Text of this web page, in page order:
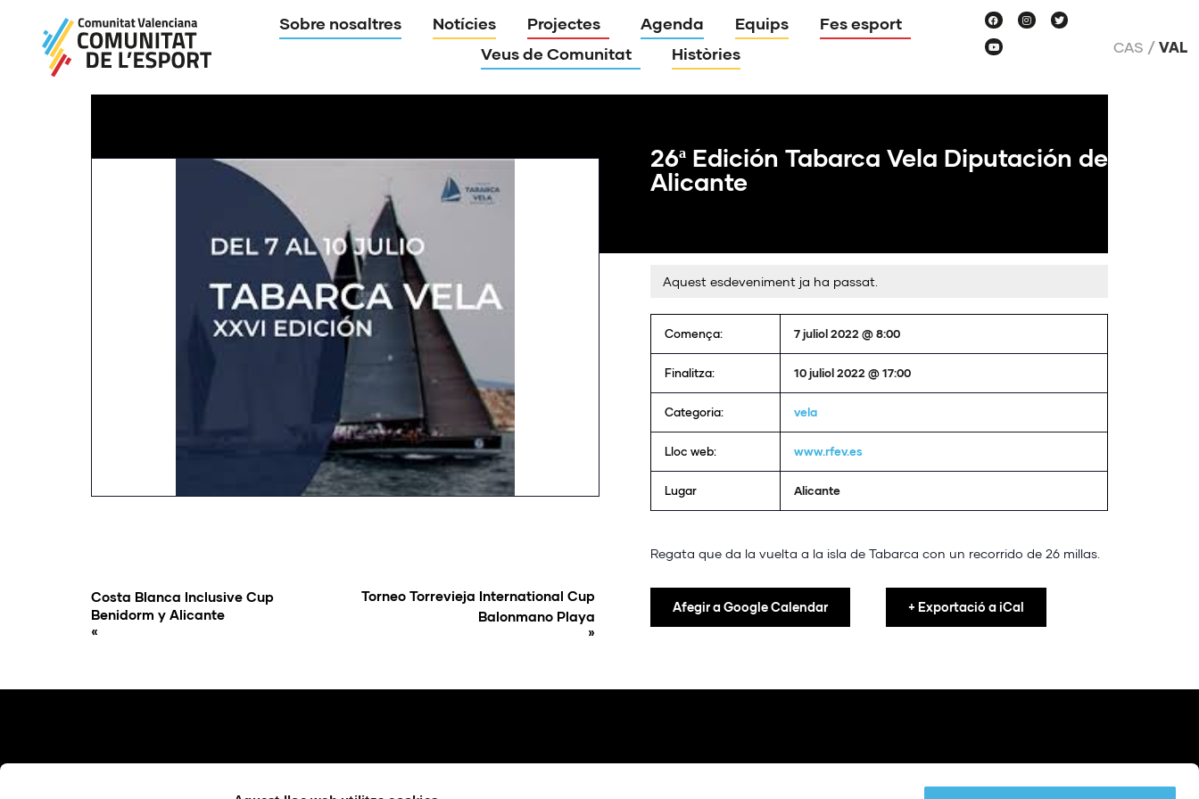
Sobre nosaltres Notícies Projectes Agenda Equips
Fes esport
Veus de Comunitat
Històries CAS VAL
26ª Edición Tabarca Vela Diputación de
Alicante
Aquest esdeveniment ja ha passat.
Comença: 7 juliol 2022 @ 8:00
Finalitza: 10 juliol 2022 @ 17:00
Categoria: vela
Lloc web: www.rfev.es
Lugar Alicante
Regata que da la vuelta a la isla de Tabarca con un recorrido de 26 millas.
Afegir a Google Calendar + Exportació a iCal
Costa Blanca Inclusive Cup
Benidorm y Alicante
«
Torneo Torrevieja International Cup
Balonmano Playa
»